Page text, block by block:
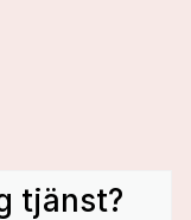
tjänst?